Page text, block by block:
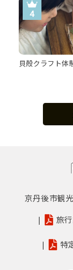
貝殻クラフト体
京丹後市観
旅
特